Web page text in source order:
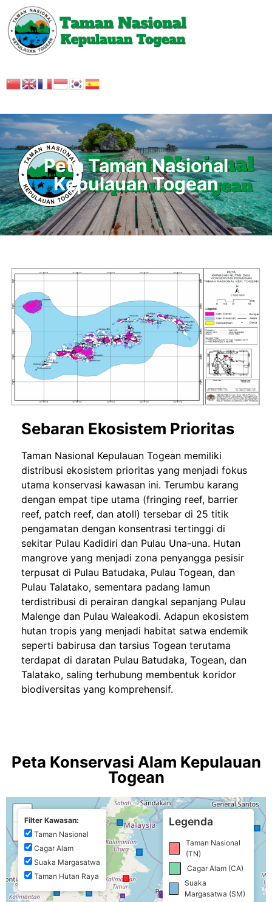
Peta Taman Nasional
Kepulauan Togean
Sebaran Ekosistem Prioritas
Taman Nasional Kepulauan Togean memiliki
distribusi ekosistem prioritas yang menjadi fokus
utama konservasi kawasan ini. Terumbu karang
dengan empat tipe utama (fringing reef, barrier
reef, patch reef, dan atoll) tersebar di 25 titik
pengamatan dengan konsentrasi tertinggi di
sekitar Pulau Kadidiri dan Pulau Una-una. Hutan
mangrove yang menjadi zona penyangga pesisir
terpusat di Pulau Batudaka, Pulau Togean, dan
Pulau Talatako, sementara padang lamun
terdistribusi di perairan dangkal sepanjang Pulau
Malenge dan Pulau Waleakodi. Adapun ekosistem
hutan tropis yang menjadi habitat satwa endemik
seperti babirusa dan tarsius Togean terutama
terdapat di daratan Pulau Batudaka, Togean, dan
Talatako, saling terhubung membentuk koridor
biodiversitas yang komprehensif.
Peta Konservasi Alam Kepulauan
Togean
−
Legenda
Taman Nasional
(TN)
Cagar Alam (CA)
Suaka
Margasatwa (SM)
Filter Kawasan:
Taman Nasional
Cagar Alam
Suaka Margasatwa
Taman Hutan Raya